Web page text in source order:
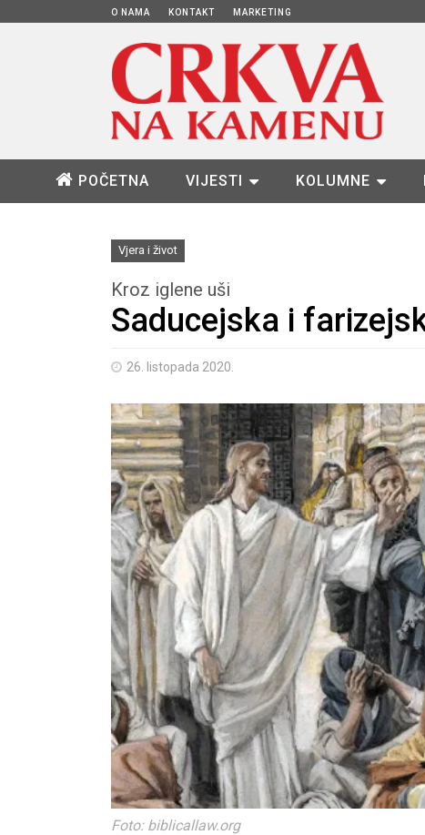
O NAMA KONTAKT MARKETING
POČETNA VIJESTI KOLUMNE
Vjera i život
Kroz iglene uši
Saducejska i
26. listopada 2020.
Foto: biblicallaw.org